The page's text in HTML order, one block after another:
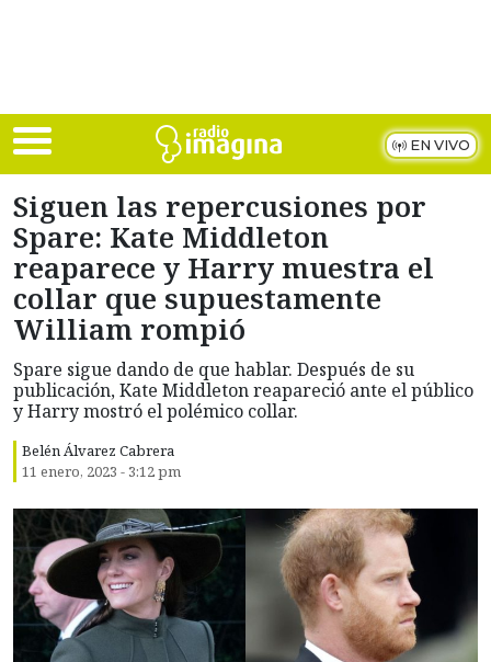
EN VIVO
Siguen las repercusiones por
Spare: Kate Middleton
reaparece y Harry muestra el
collar que supuestamente
William rompió
Spare sigue dando de que hablar. Después de su
publicación, Kate Middleton reapareció ante el público
y Harry mostró el polémico collar.
Belén Álvarez Cabrera
11 enero, 2023 - 3:12 pm